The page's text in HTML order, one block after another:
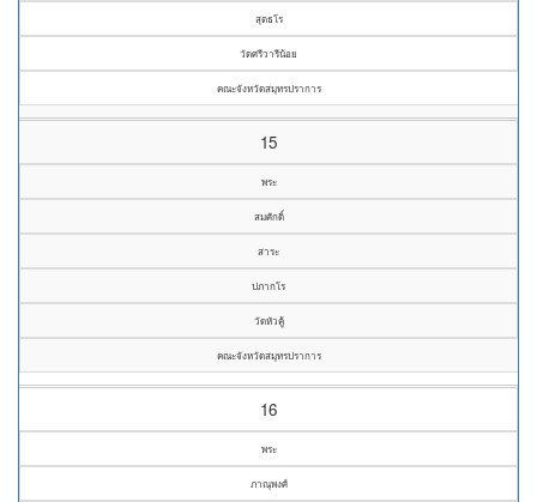
สุตธโร
วัดศรีวารีน้อย
คณะจังหวัดสมุทรปราการ
15
พระ
สมศักดิ์
สาระ
ปภากโร
วัดหัวคู้
คณะจังหวัดสมุทรปราการ
16
พระ
ภาณุพงศ์